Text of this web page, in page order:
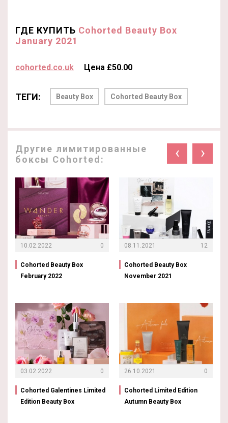
ГДЕ КУПИТЬ Cohorted Beauty Box
January 2021
cohorted.co.uk Цена £50.00
ТЕГИ: Beauty Box Cohorted Beauty Box
Другие лимитированные
боксы Cohorted:
‹ ›
10.02.2022 0
Cohorted Beauty Box
February 2022
03.02.2022 0
Cohorted Galentines Limited
Edition Beauty Box
08.11.2021 12
Cohorted Beauty Box
November 2021
26.10.2021 0
Cohorted Limited Edition
Autumn Beauty Box